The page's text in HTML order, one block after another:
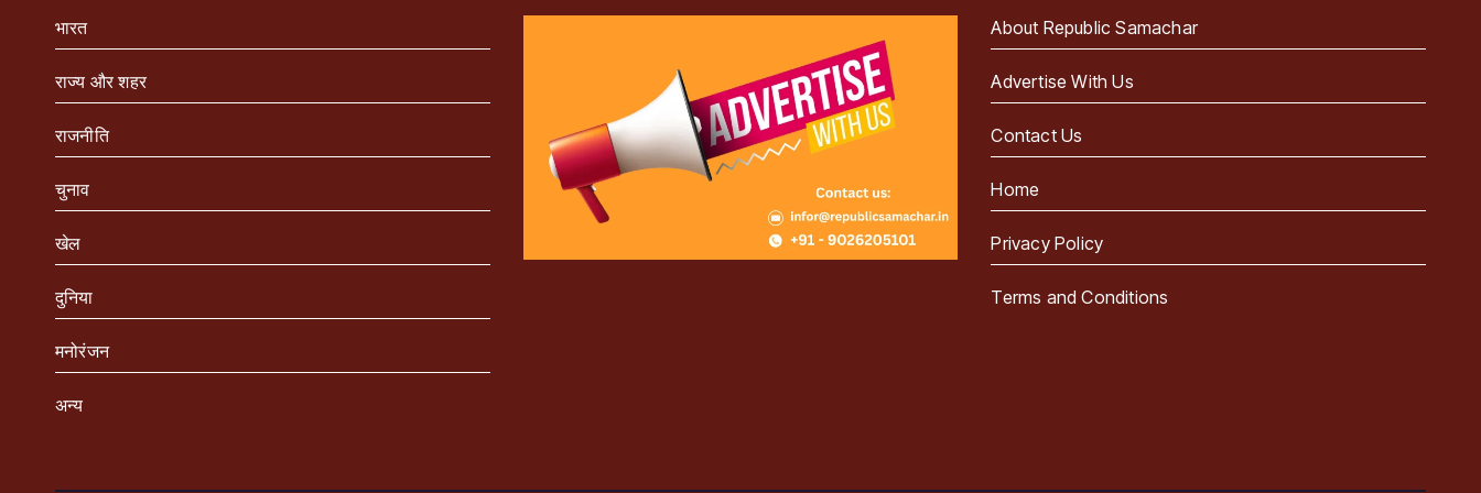
भारत
राज्य और शहर
राजनीति
चुनाव
खेल
दुनिया
मनोरंजन
अन्य
About Republic Samachar
Advertise With Us
Contact Us
Home
Privacy Policy
Terms and Conditions